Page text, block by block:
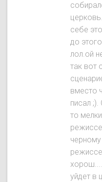
себе
до
лол.ой
так вот
вместо
писал
то
уйдет в